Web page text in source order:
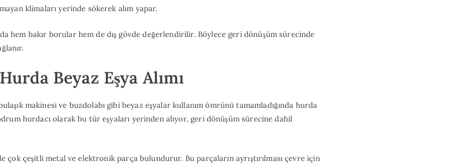
klimaları yerinde sökerek alım yapar.
hem bakır borular hem de dış gövde değerlendirilir. Böylece geri dönüşüm sürecinde
Beyaz Eşya Alımı
makinesi ve buzdolabı gibi beyaz eşyalar kullanım ömrünü tamamladığında hurda
hurdacı olarak bu tür eşyaları yerinden alıyor, geri dönüşüm sürecine dahil
çok çeşitli metal ve elektronik parça bulundurur. Bu parçaların ayrıştırılması çevre için